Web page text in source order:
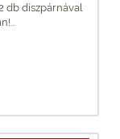
db díszpárnával